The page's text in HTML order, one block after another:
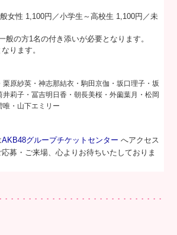
女性 1,100円／小学生～高校生 1,100円／未
般の方1名の付き添いが必要となります。
ります。
栗原紗英・神志那結衣・駒田京伽・坂口理子・坂
井莉子・冨吉明日香・朝長美桜・外薗葉月・松岡
・ 山下エミリー
AKB48グループチケットセンターへアクセス
募・ご来場、心よりお待ちいたしておりま